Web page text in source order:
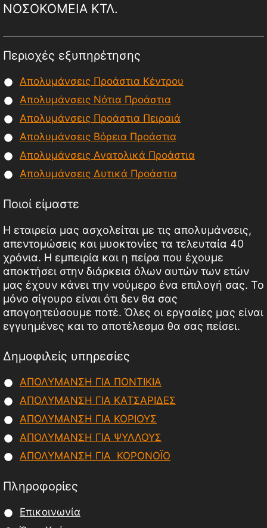
ΝΟΣΟΚΟΜΕΙΑ ΚΤΛ.
Περιοχές εξυπηρέτησης
Απολυμάνσεις Προάστια Κέντρου
Απολυμάνσεις Νότια Προάστια
Απολυμάνσεις Προάστια Πειραιά
Απολυμάνσεις Βόρεια Προάστια
Απολυμάνσεις Ανατολικά Προάστια
Απολυμάνσεις Δυτικά Προάστια
Ποιοί είμαστε
Η εταιρεία μας ασχολείται με τις απολυμάνσεις,
απεντομώσεις και μυοκτονίες τα τελευταία 40
χρόνια. Η εμπειρία και η πείρα που έχουμε
αποκτήσει στην διάρκεια όλων αυτών των ετών
μας έχουν κάνει την νούμερο ένα επιλογή σας. Το
μόνο σίγουρο είναι ότι δεν θα σας
απογοητεύσουμε ποτέ. Όλες οι εργασίες μας είναι
εγγυημένες και το αποτέλεσμα θα σας πείσει.
Δημοφιλείς υπηρεσίες
ΑΠΟΛΥΜΑΝΣΗ ΓΙΑ ΠΟΝΤΙΚΙΑ
ΑΠΟΛΥΜΑΝΣΗ ΓΙΑ ΚΑΤΣΑΡΙΔΕΣ
ΑΠΟΛΥΜΑΝΣΗ ΓΙΑ ΚΟΡΙΟΥΣ
ΑΠΟΛΥΜΑΝΣΗ ΓΙΑ ΨΥΛΛΟΥΣ
ΑΠΟΛΥΜΑΝΣΗ ΓΙΑ ΚΟΡΟΝΟΪΟ
Πληροφορίες
Επικοινωνία